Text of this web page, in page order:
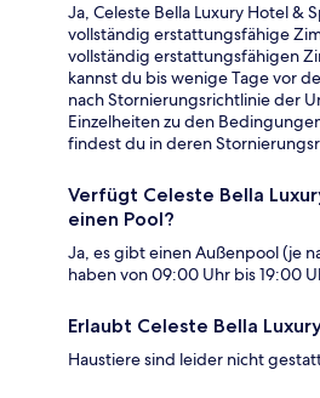
Ja, Celeste Bella Luxury Hotel &
vollständig erstattungsfähige
vollständig erstattungsfähigen
kannst du bis wenige Tage vor
nach Stornierungsrichtlinie der
Einzelheiten zu den
findest du in deren
Verfügt Celeste Bella
einen Pool?
Ja, es gibt einen Außenpool (je
haben von 09:00 Uhr bis 19:00
Erlaubt Celeste Bella
Haustiere sind leider nicht